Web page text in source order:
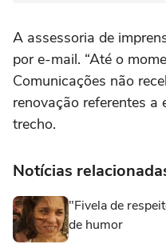
A assessoria de
por e-mail. “Até o
Comunicações não
renovação referentes a
trecho.
Notícias
"Fivela de
de humor